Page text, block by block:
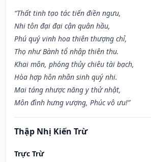
“Thất tinh tạo tác tiến điền ngưu,
Nhi tôn đại đại cận quân hầu,
Phú quý vinh hoa thiên thượng chỉ,
Thọ như Bành tổ nhập thiên thu.
Khai môn, phóng thủy chiêu tài bạch,
Hòa hợp hôn nhân sinh quý nhi.
Mai táng nhược năng y thử nhật,
Môn đình hưng vượng, Phúc vô ưu!”
Thập Nhị Kiến Trừ
Trực Trừ